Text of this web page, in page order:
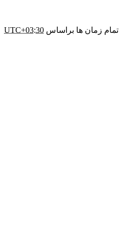
تمام زمان ها براساس UTC+03:30